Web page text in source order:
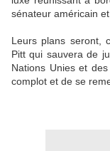
sénateur américain
Leurs plans seront,
Pitt qui sauvera de
Nations Unies et
complot et de se